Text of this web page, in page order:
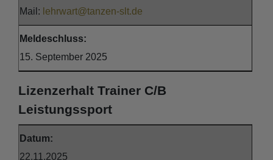
Mail: lehrwart@tanzen-slt.de
Meldeschluss:
15. September 2025
Lizenzerhalt Trainer C/B
Leistungssport
Datum:
22.11.2025